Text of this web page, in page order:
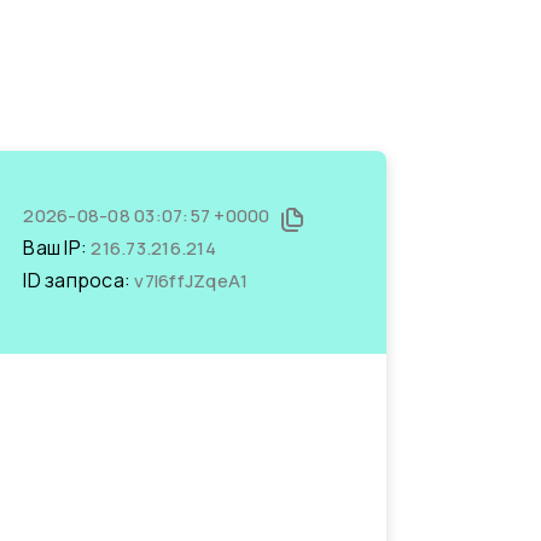
2026-08-08 03:07:57 +0000
Ваш IP:216.73.216.214
ID запроса:v7I6ffJZqeA1